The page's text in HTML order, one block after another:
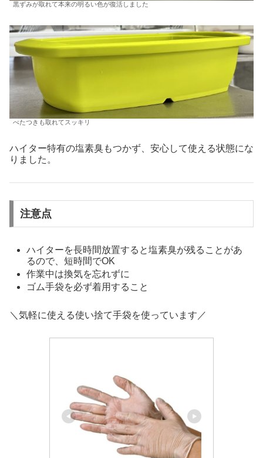
黒ずみが取れて本来の明るい色が復活しました
べたつきも取れてスッキリ
ハイター特有の塩素臭もつかず、安心して使える状態にな
りました。
注意点
ハイターを長時間放置すると塩素臭が残ることがあ
るので、短時間でOK
作業中は換気を忘れずに
ゴム手袋を必ず着用すること
＼気軽に使える使い捨て手袋を使っています／